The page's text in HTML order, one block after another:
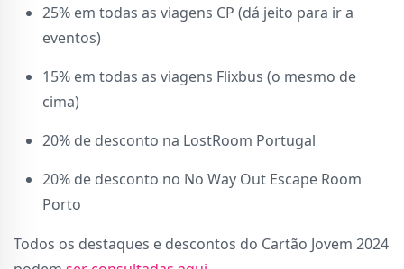
25% em todas as viagens CP (dá jeito para ir a
eventos)
15% em todas as viagens Flixbus (o mesmo de
cima)
20% de desconto na LostRoom Portugal
20% de desconto no No Way Out Escape Room
Porto
Todos os destaques e descontos do Cartão Jovem 2024